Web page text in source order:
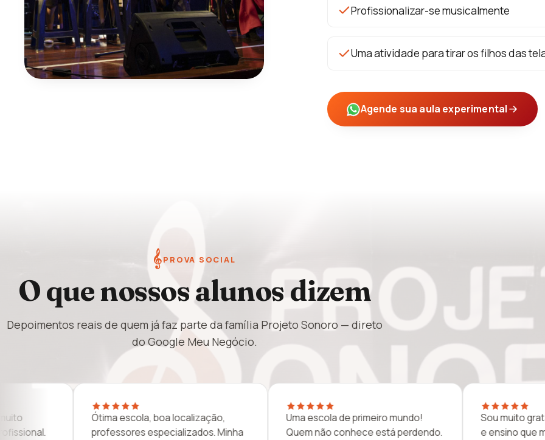
Profissionalizar-se musicalmente
Uma atividade para tirar os filhos das
Agende sua aula experimental
𝄞PROVA SOCIAL
O que nossos alunos dizem
Depoimentos reais de quem já faz parte da família Projeto Sonoro — direto
do Google Meu Negócio.
Uma escola de primeiro mundo!
Quem não conhece está perdendo.
Sou muito grata por todo o carinho
e ensino que minha filha recebe.
Só tive boas experiências na
escola: excelentes